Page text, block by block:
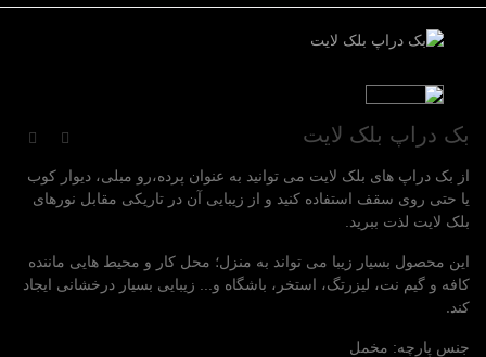
بک دراپ بلک لایت
از بک دراپ های بلک لایت می توانید به عنوان پرده،رو مبلی، دیوار کوب
یا حتی روی سقف استفاده کنید و از زیبایی آن در تاریکی مقابل نورهای
بلک لایت لذت ببرید.
این محصول بسیار زیبا می تواند به منزل؛ محل کار و محیط هایی ماننده
کافه و گیم نت، لیزرتگ، استخر، باشگاه و... زیبایی بسیار درخشانی ایجاد
کند.
جنس پارچه: مخمل